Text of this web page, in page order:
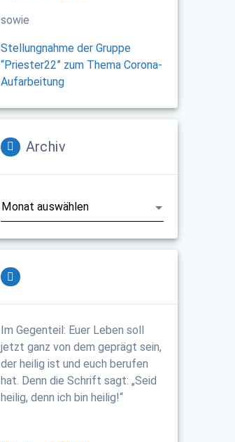
sowie
Stellungnahme der Gruppe
“Priester22” zum Thema Corona-
Aufarbeitung
Archiv
Im Gegenteil: Euer Leben soll
jetzt ganz von dem geprägt sein,
der heilig ist und euch berufen
hat. Denn die Schrift sagt: „Seid
heilig, denn ich bin heilig!“